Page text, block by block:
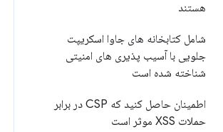
هستند
شامل کتابخانه های جاوا اسکریپت
جلویی با آسیب پذیری های امنیتی
شناخته شده است
اطمینان حاصل کنید که CSP در برابر
حملات XSS موثر است